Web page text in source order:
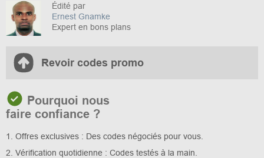
Édité par
Ernest Gnamke
Expert en bons plans
Revoir codes promo
Pourquoi nous
faire confiance ?
1. Offres exclusives : Des codes négociés pour vous.
2. Vérification quotidienne : Codes testés à la main.